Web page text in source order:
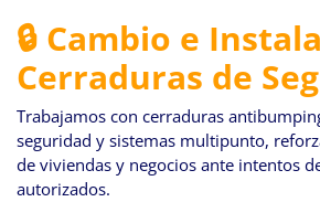
🔒 Cambio e
Cerraduras de
Trabajamos con cerraduras
seguridad y sistemas multipunto,
de viviendas y negocios ante intentos
autorizados.